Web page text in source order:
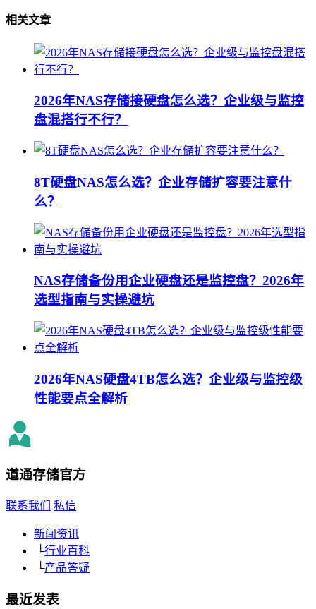
相关文章
2026年NAS存储接硬盘怎么选？企业级与监控
盘混搭行不行？
8T硬盘NAS怎么选？企业存储扩容要注意什
么？
NAS存储备份用企业硬盘还是监控盘？2026年
选型指南与实操避坑
2026年NAS硬盘4TB怎么选？企业级与监控级
性能要点全解析
道通存储官方
联系我们 私信
新闻资讯
└行业百科
└产品答疑
最近发表